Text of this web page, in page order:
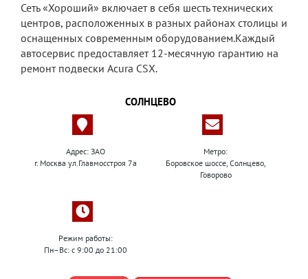
Сеть «Хороший» включает в себя шесть технических
центров, расположенных в разных районах столицы и
оснащенных современным оборудованием.Каждый
автосервис предоставляет 12-месячную гарантию на
ремонт подвески Acura CSX.
СОЛНЦЕВО
Адрес: ЗАО
г. Москва ул.Главмосстроя 7а
Метро:
Боровское шоссе, Солнцево,
Говорово
Режим работы:
Пн–Вс: с 9:00 до 21:00